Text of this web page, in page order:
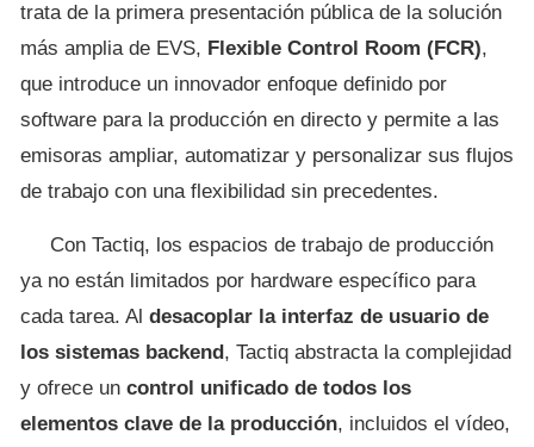
trata de la primera presentación pública de la solución
más amplia de EVS, Flexible Control Room (FCR),
que introduce un innovador enfoque definido por
software para la producción en directo y permite a las
emisoras ampliar, automatizar y personalizar sus flujos
de trabajo con una flexibilidad sin precedentes.
Con Tactiq, los espacios de trabajo de producción
ya no están limitados por hardware específico para
cada tarea. Al desacoplar la interfaz de usuario de
los sistemas backend, Tactiq abstracta la complejidad
y ofrece un control unificado de todos los
elementos clave de la producción, incluidos el vídeo,